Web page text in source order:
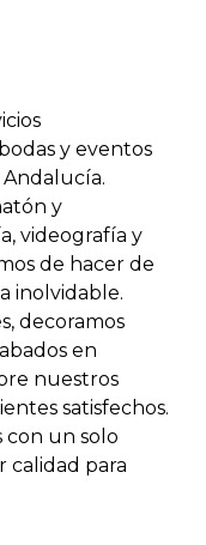
y eventos
Andalucía.
y
videografía y
de hacer de
inolvidable.
decoramos
en
nuestros
satisfechos.
con un solo
calidad para